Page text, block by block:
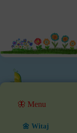
🦋 Menu
🌼 Witaj